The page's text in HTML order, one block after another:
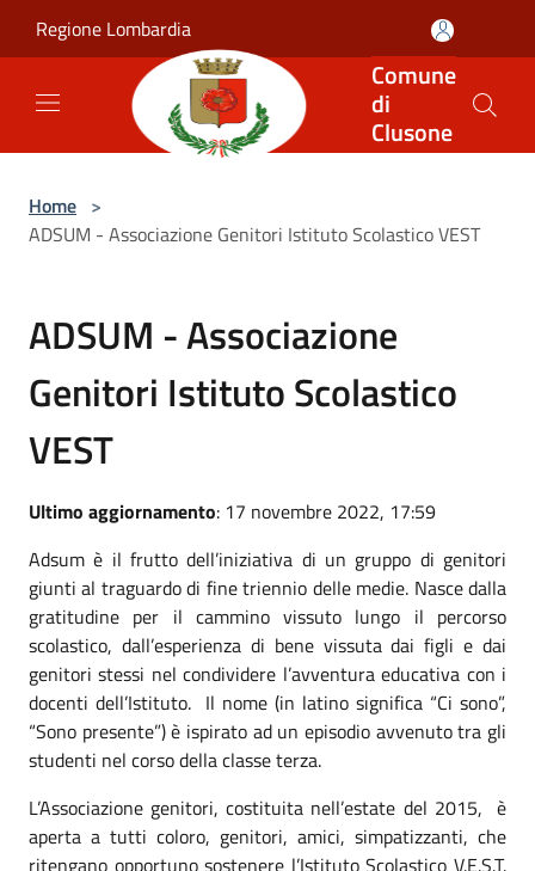
Regione Lombardia
Comune
di
Clusone
Home >
ADSUM - Associazione Genitori Istituto Scolastico VEST
ADSUM - Associazione
Genitori Istituto Scolastico
VEST
Ultimo aggiornamento: 17 novembre 2022, 17:59
Adsum è il frutto dell’iniziativa di un gruppo di genitori
giunti al traguardo di fine triennio delle medie. Nasce dalla
gratitudine per il cammino vissuto lungo il percorso
scolastico, dall’esperienza di bene vissuta dai figli e dai
genitori stessi nel condividere l’avventura educativa con i
docenti dell’Istituto. Il nome (in latino significa “Ci sono”,
“Sono presente”) è ispirato ad un episodio avvenuto tra gli
studenti nel corso della classe terza.
L’Associazione genitori, costituita nell’estate del 2015, è
aperta a tutti coloro, genitori, amici, simpatizzanti, che
ritengano opportuno sostenere l’Istituto Scolastico V.E.S.T.